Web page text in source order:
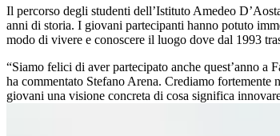
Il percorso degli studenti dell’Istituto Amedeo
anni di storia. I giovani partecipanti hanno potuto
modo di vivere e conoscere il luogo dove dal 1993
“Siamo felici di aver partecipato anche quest’anno a
ha commentato Stefano Arena. Crediamo
giovani una visione concreta di cosa significa